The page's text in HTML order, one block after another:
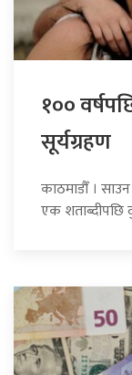
१००
सूर्यग्रहण
काठमाडौँ ।
एक शताब्दीपछि